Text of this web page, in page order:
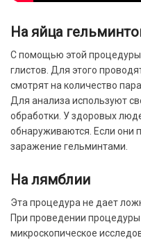
На яйца
С помощью этой
глистов. Для этого
смотрят на количество
Для анализа используют
обработки. У здоровых
обнаруживаются. Если они
заражение гельминтами.
На лямблии
Эта процедура не дает
При проведении
микроскопическое